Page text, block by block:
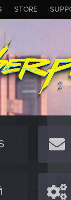
STORE